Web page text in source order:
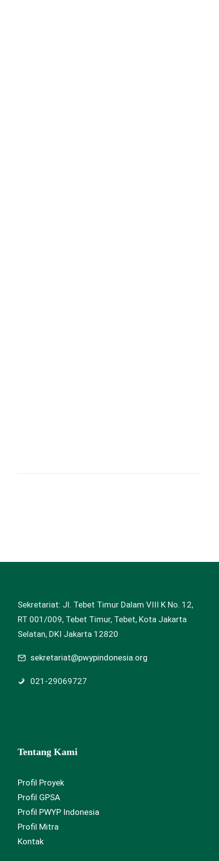
Sekretariat: Jl. Tebet Timur Dalam VIII K No. 12,
RT 001/009, Tebet Timur, Tebet, Kota Jakarta
Selatan, DKI Jakarta 12820
sekretariat@pwypindonesia.org
021-29069727
Tentang Kami
Profil Proyek
Profil GPSA
Profil PWYP Indonesia
Profil Mitra
Kontak